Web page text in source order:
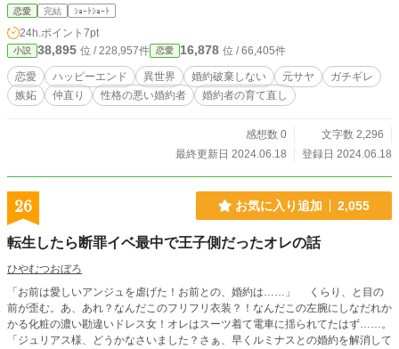
恋愛 完結 ｼｮｰﾄｼｮｰﾄ
24h.ポイント 7pt
小説 38,895 位 / 228,957件 恋愛 16,878 位 / 66,405件
恋愛 ハッピーエンド 異世界 婚約破棄しない 元サヤ
ガチギレ
嫉妬
仲直り 性格の悪い婚約者 婚約者の育て直し
感想数 0
文字数 2,296
最終更新日 2024.06.18
登録日 2024.06.18
26 お気に入り追加 2,055
転生したら断罪イベ最中で王子側だったオレの話
ひやむつおぼろ
「お前は愛しいアンジュを虐げた！お前との、婚約は……」 くらり、と目の
前が歪む。あ、あれ？なんだこのフリフリ衣装？！なんだこの左腕にしなだれか
かる化粧の濃い勘違いドレス女！オレはスーツ着て電車に揺られてたはず……。
「ジュリアス様、どうかなさいました？さぁ、早くルミナスとの婚約を解消して